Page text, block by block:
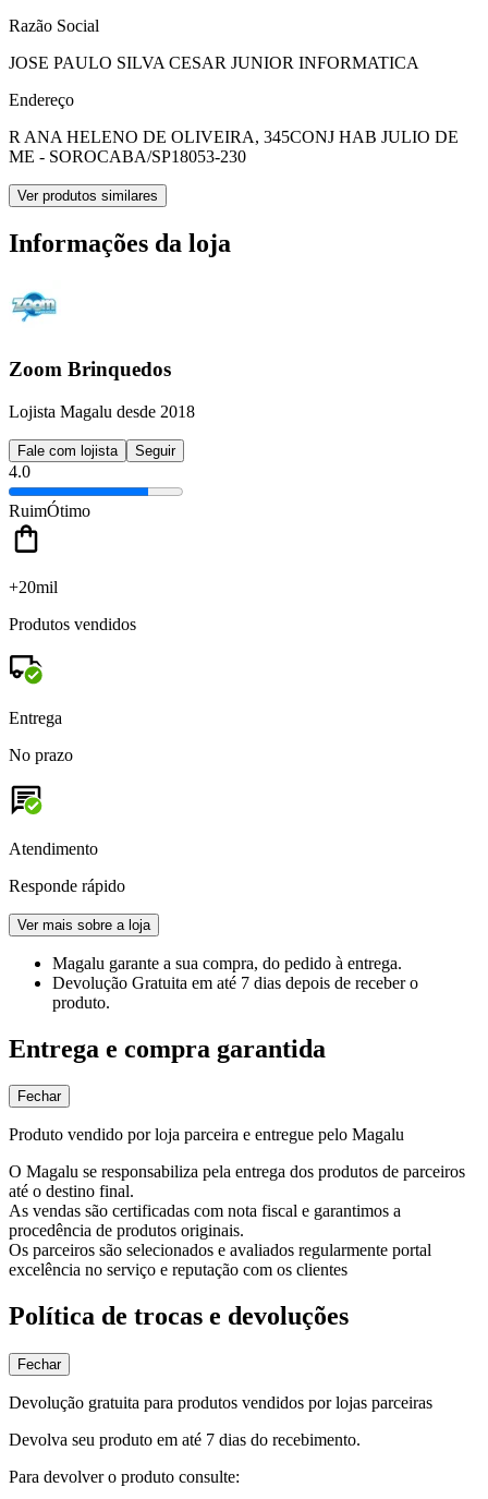
Razão Social
JOSE PAULO SILVA CESAR JUNIOR INFORMATICA
Endereço
R ANA HELENO DE OLIVEIRA, 345CONJ HAB JULIO DE
ME - SOROCABA/SP18053-230
Ver produtos similares
Informações da loja
Zoom Brinquedos
Lojista Magalu desde 2018
Fale com lojista Seguir
4.0
RuimÓtimo
+20mil
Produtos vendidos
Entrega
No prazo
Atendimento
Responde rápido
Ver mais sobre a loja
Magalu garante a sua compra, do pedido à entrega.
Devolução Gratuita em até 7 dias depois de receber o
produto.
Entrega e compra garantida
Fechar
Produto vendido por loja parceira e entregue pelo Magalu
O Magalu se responsabiliza pela entrega dos produtos de parceiros
até o destino final.
As vendas são certificadas com nota fiscal e garantimos a
procedência de produtos originais.
Os parceiros são selecionados e avaliados regularmente portal
excelência no serviço e reputação com os clientes
Política de trocas e devoluções
Fechar
Devolução gratuita para produtos vendidos por lojas parceiras
Devolva seu produto em até 7 dias do recebimento.
Para devolver o produto consulte: